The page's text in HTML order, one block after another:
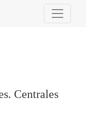
hidroeóliques
Centrales